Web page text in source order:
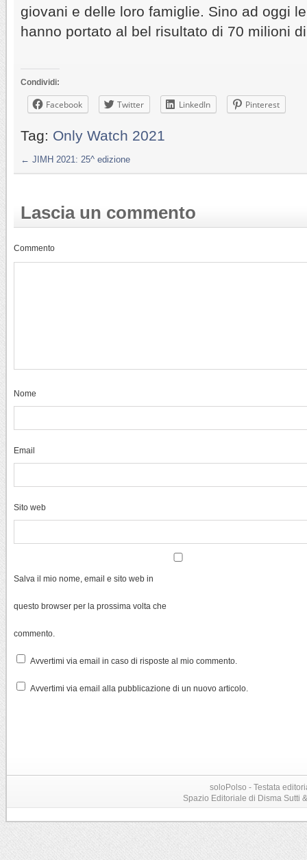
giovani e delle loro famiglie. Sino ad oggi
hanno portato al bel risultato di 70 milioni
Condividi:
Facebook Twitter LinkedIn Pinterest
Tag: Only Watch 2021
← JIMH 2021: 25^ edizione
Lascia un commento
Commento
Nome
Email
Sito web
Salva il mio nome, email e sito web in
questo browser per la prossima volta che
commento.
Avvertimi via email in caso di risposte al mio commento.
Avvertimi via email alla pubblicazione di un nuovo articolo.
soloPolso - Testata
Spazio Editoriale di Disma Sutti